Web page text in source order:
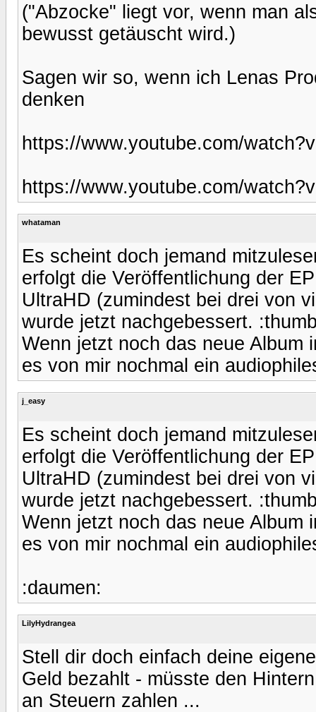
("Abzocke" liegt vor, wenn man
bewusst getäuscht wird.)
Sagen wir so, wenn ich Lenas
denken
https://www.youtube.com/
https://www.youtube.com/
whataman
Es scheint doch jemand
erfolgt die Veröffentlichung der
UltraHD (zumindest bei drei von
wurde jetzt nachgebessert.
Wenn jetzt noch das neue Album
es von mir nochmal ein
j_easy
Es scheint doch jemand
erfolgt die Veröffentlichung der
UltraHD (zumindest bei drei von
wurde jetzt nachgebessert.
Wenn jetzt noch das neue Album
es von mir nochmal ein
:daumen:
LilyHydrangea
Stell dir doch einfach deine
Geld bezahlt - müsste den
an Steuern zahlen ...